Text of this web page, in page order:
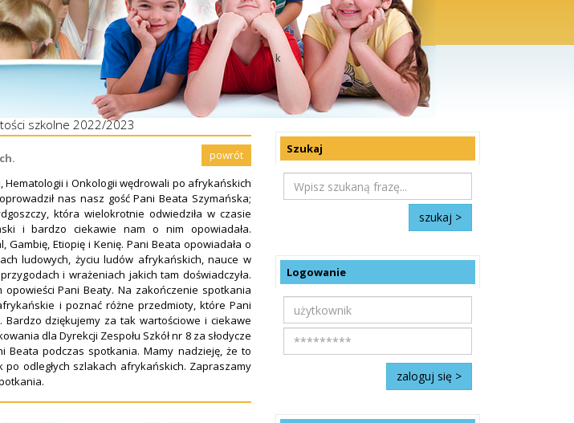
szkolne 2022/2023
powrót
i Onkologii wędrowali po afrykańskich
nas nasz gość Pani Beata Szymańska;
która wielokrotnie odwiedziła w czasie
i bardzo ciekawie nam o nim opowiadała.
Gambię, Etiopię i Kenię. Pani Beata opowiadała o
ludowych, życiu ludów afrykańskich, nauce w
i wrażeniach jakich tam doświadczyła.
Pani Beaty. Na zakończenie spotkania
i poznać różne przedmioty, które Pani
Bardzo dziękujemy za tak wartościowe i ciekawe
dla Dyrekcji Zespołu Szkół nr 8 za słodycze
Beata podczas spotkania. Mamy nadzieję, że to
odległych szlakach afrykańskich. Zapraszamy
k
Szukaj
Logowanie